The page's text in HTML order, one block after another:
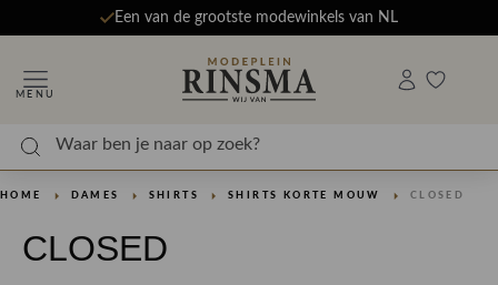
Een van de grootste modewinkels van NL
MENU
HOME DAMES SHIRTS SHIRTS KORTE MOUW CLOSED
CLOSED